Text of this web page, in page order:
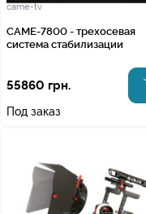
came-tv
CAME-7800 - трехосевая
система стабилизации
55860 грн.
Под заказ